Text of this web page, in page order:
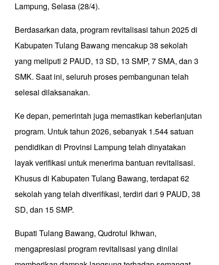
Lampung, Selasa (28/4).
Berdasarkan data, program revitalisasi tahun 2025 di
Kabupaten Tulang Bawang mencakup 38 sekolah
yang meliputi 2 PAUD, 13 SD, 13 SMP, 7 SMA, dan 3
SMK. Saat ini, seluruh proses pembangunan telah
selesai dilaksanakan.
Ke depan, pemerintah juga memastikan keberlanjutan
program. Untuk tahun 2026, sebanyak 1.544 satuan
pendidikan di Provinsi Lampung telah dinyatakan
layak verifikasi untuk menerima bantuan revitalisasi.
Khusus di Kabupaten Tulang Bawang, terdapat 62
sekolah yang telah diverifikasi, terdiri dari 9 PAUD, 38
SD, dan 15 SMP.
Bupati Tulang Bawang, Qudrotul Ikhwan,
mengapresiasi program revitalisasi yang dinilai